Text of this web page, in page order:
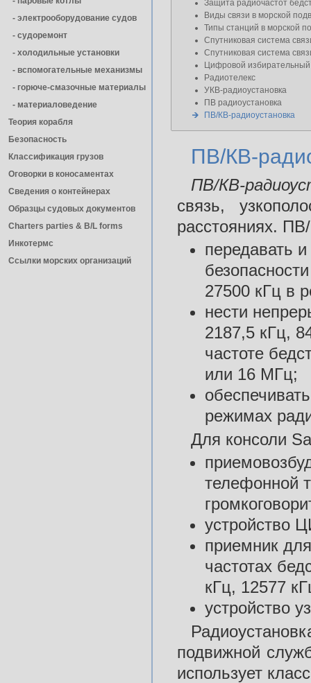
- электрооборудование судов
- cудоремонт
- холодильные установки
- вспомогательные механизмы
- горюче-смазочные материалы
- материаловедение
Теория корабля
Безопасность
Классификация грузов
Оговорки в коносаментах
Сведения о контейнерах
Образцы судовых документов
Charters parties & B/L forms
Инкотермс
Ссылки морских организаций
Защита радиочастот
Виды связи в морской
Типы станций в морской
Спутниковая система
Спутниковая система
Цифровой
Радиотелекс
УКВ-радиоустановка
ПВ радиоустановка
ПВ/КВ-радиоустановка
ПВ/КВ-
ПВ/КВ-
связь,
расстояниях.
передавать
27500 кГц в
нести
2187,5 кГц,
частоте
или 16 МГц;
режимах
Для консоли
телефонной
устройство
приемник
частотах
кГц, 12577
устройство
подвижной
использует